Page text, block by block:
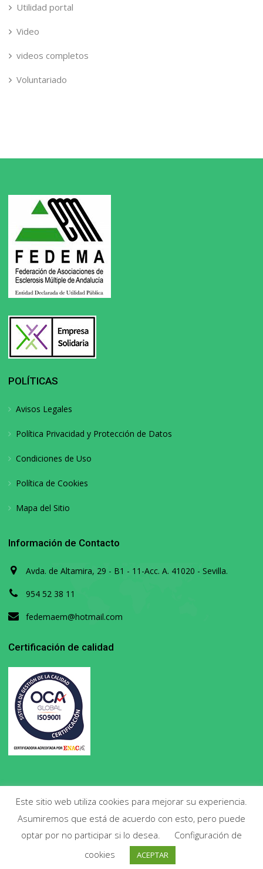
Utilidad portal
Video
videos completos
Voluntariado
POLÍTICAS
Avisos Legales
Política Privacidad y Protección de Datos
Condiciones de Uso
Política de Cookies
Mapa del Sitio
Información de Contacto
Avda. de Altamira, 29 - B1 - 11-Acc. A. 41020 - Sevilla.
954 52 38 11
fedemaem@hotmail.com
Certificación de calidad
Copyright 2020. Todos los derechos reservados.
Este sitio web utiliza cookies para mejorar su experiencia.
Asumiremos que está de acuerdo con esto, pero puede
optar por no participar si lo desea.
Configuración de
cookies
ACEPTAR